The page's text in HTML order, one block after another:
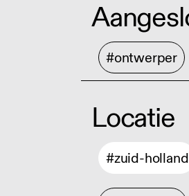
#ontwerper
Locatie
#zuid-holland